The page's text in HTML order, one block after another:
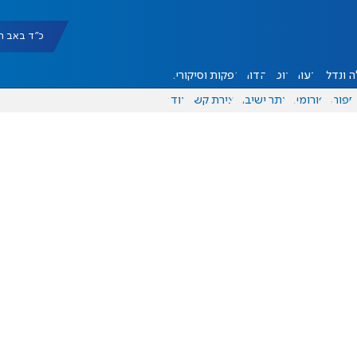
כ"ד באב תשפ"ו
ונדל"ן דעות אוכל יהדות הפקות וסיקורים
ספורט פורומים אתר ישיבה יצירת קשר עוד